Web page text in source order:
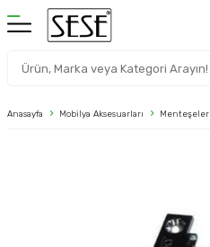
Anasayfa Mobilya Aksesuarları Menteşeler